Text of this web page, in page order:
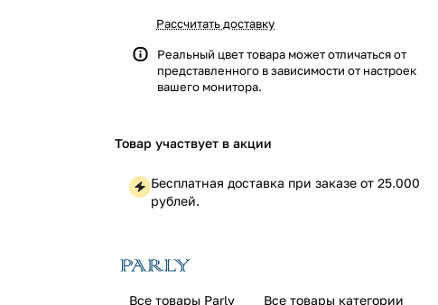
Рассчитать доставку
Реальный цвет товара может отличаться от
представленного в зависимости от настроек
вашего монитора.
Товар участвует в акции
Бесплатная доставка при заказе от 25.000
рублей.
Все товары Parly Все товары категории